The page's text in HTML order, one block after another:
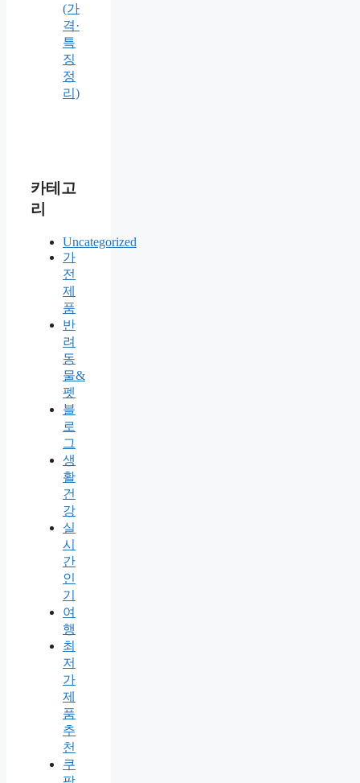
(가
격·
특
징
정
리)
카테고
리
Uncategorized
가
전
제
품
반
려
동
물&
펫
블
로
그
생
활
건
강
실
시
간
인
기
여
행
최
저
가
제
품
추
천
쿠